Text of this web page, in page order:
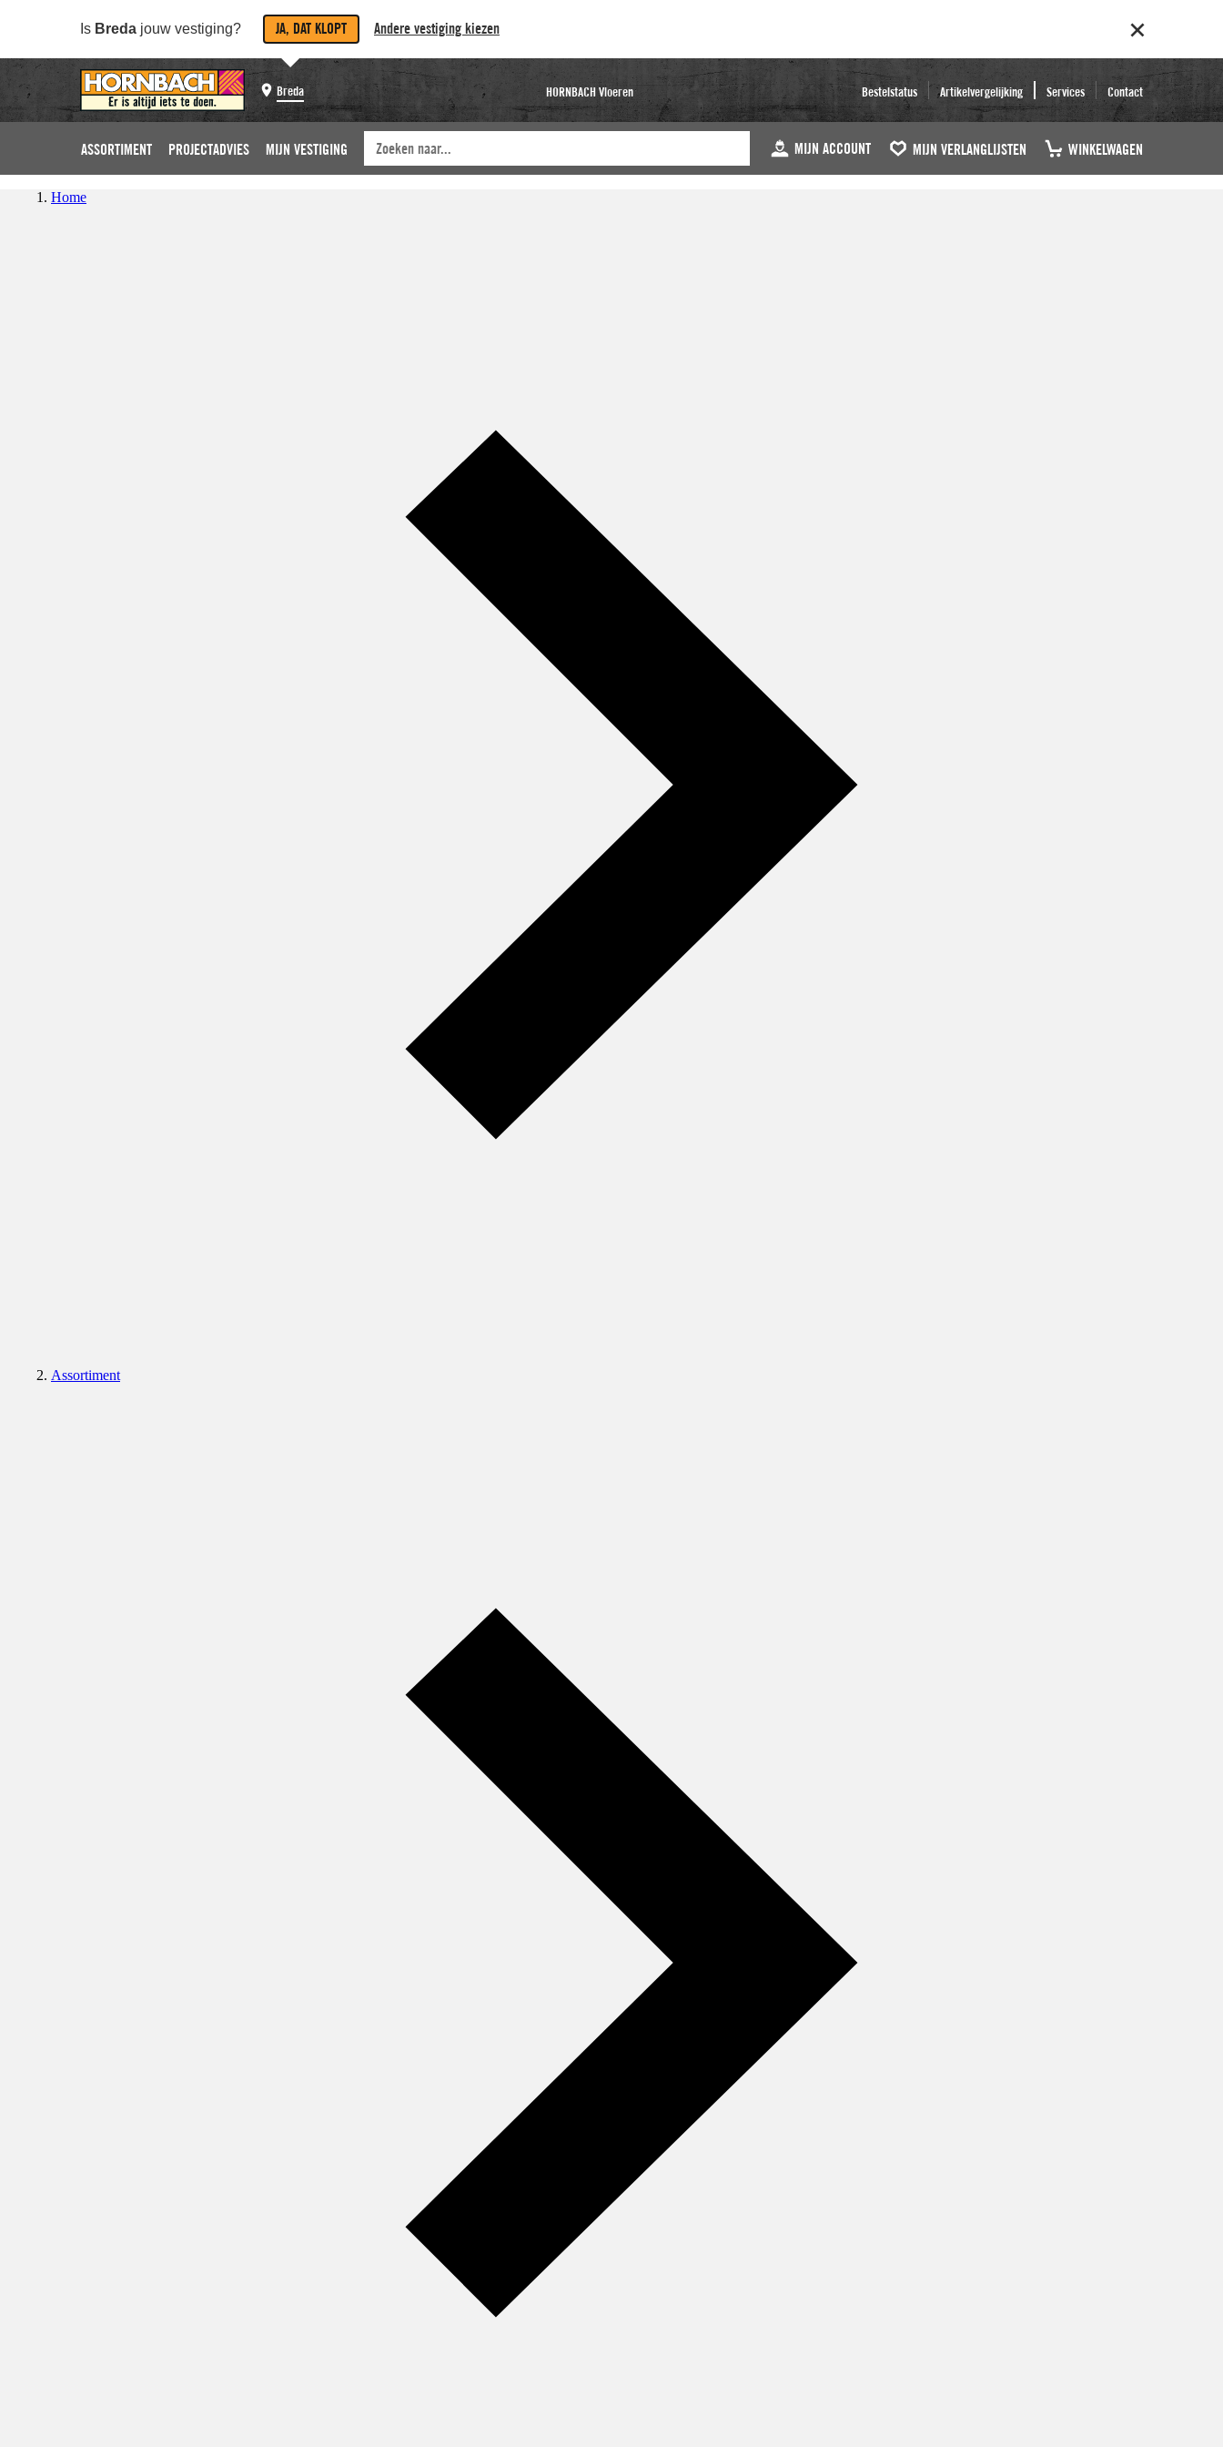
Is Breda jouw vestiging? JA, DAT KLOPT Andere vestiging kiezen
Breda HORNBACH Vloeren Bestelstatus Artikelvergelijking Services Contact
ASSORTIMENT PROJECTADVIES MIJN VESTIGING MIJN ACCOUNT MIJN VERLANGLIJSTEN WINKELWAGEN
Home
Assortiment